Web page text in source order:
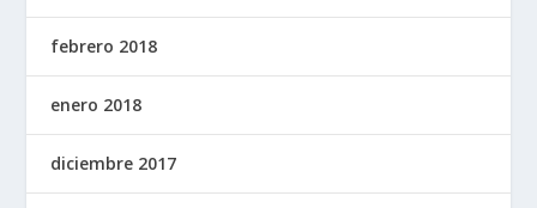
febrero 2018
enero 2018
diciembre 2017